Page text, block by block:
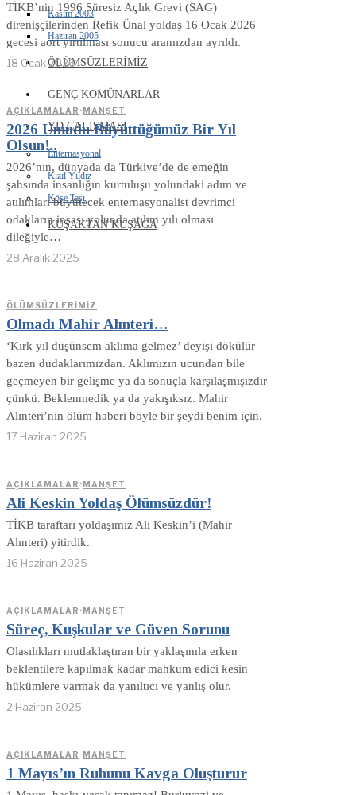
Kasım 2003
Haziran 2005
ÖLÜMSÜZLERIMIZ
GENÇ KOMÜNARLAR
YD ÇALIŞMASI
Enternasyonal
Kızıl Yıldız
Köşe Taşı
KUŞAKTAN KUŞAĞA
TİKB’nin 1996 Süresiz Açlık Grevi (SAG)
direnişçilerinden Refik Ünal yoldaş 16 Ocak 2026
gecesi aort yırtılması sonucu aramızdan ayrıldı.
18 Ocak 2026
AÇIKLAMALAR ·MANŞET
2026 Umudu Büyüttüğümüz Bir Yıl
Olsun!..
2026’nın, dünyada da Türkiye’de de emeğin
şahsında insanlığın kurtuluşu yolundaki adım ve
atılımları büyütecek enternasyonalist devrimci
odakların inşası yolunda atılım yılı olması
dileğiyle…
28 Aralık 2025
ÖLÜMSÜZLERIMIZ
Olmadı Mahir Alınteri…
‘Kırk yıl düşünsem aklıma gelmez’ deyişi dökülür
bazen dudaklarımızdan. Aklımızın ucundan bile
geçmeyen bir gelişme ya da sonuçla karşılaşmışızdır
çünkü. Beklenmedik ya da yakışıksız. Mahir
Alınteri’nin ölüm haberi böyle bir şeydi benim için.
17 Haziran 2025
AÇIKLAMALAR ·MANŞET
Ali Keskin Yoldaş Ölümsüzdür!
TİKB taraftarı yoldaşımız Ali Keskin’i (Mahir
Alınteri) yitirdik.
16 Haziran 2025
AÇIKLAMALAR ·MANŞET
Süreç, Kuşkular ve Güven Sorunu
Olasılıkları mutlaklaştıran bir yaklaşımla erken
beklentilere kapılmak kadar mahkum edici kesin
hükümlere varmak da yanıltıcı ve yanlış olur.
2 Haziran 2025
AÇIKLAMALAR ·MANŞET
1 Mayıs’ın Ruhunu Kavga Oluşturur